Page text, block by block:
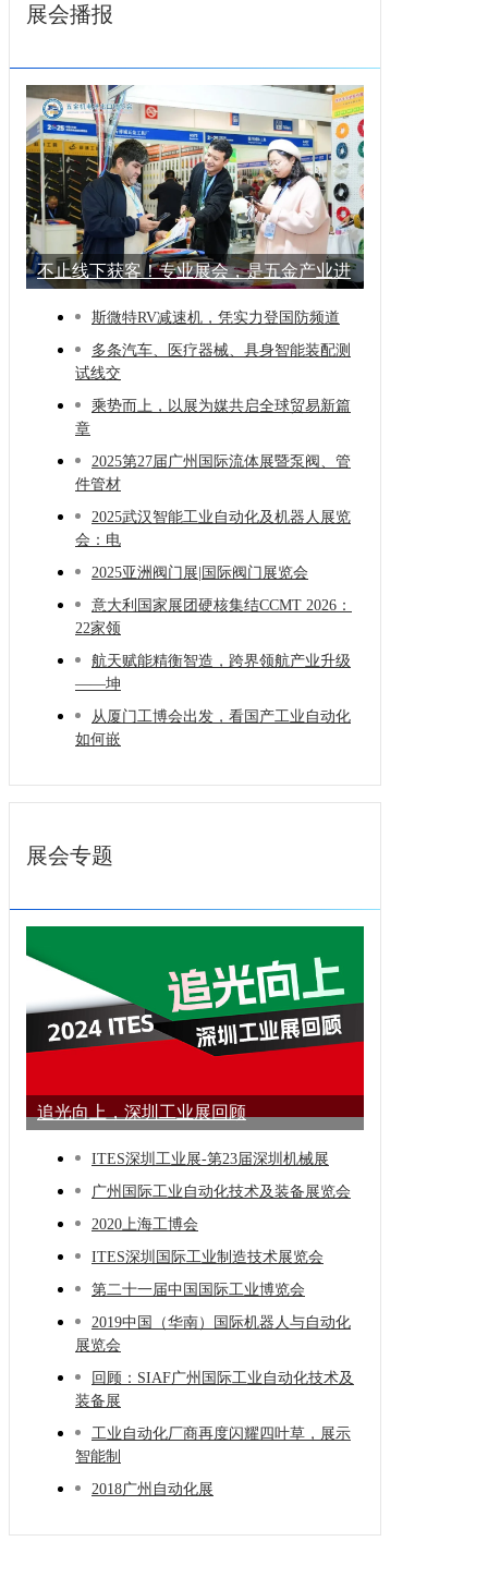
展会播报
不止线下获客！专业展会，是五金产业进
斯微特RV减速机，凭实力登国防频道
多条汽车、医疗器械、具身智能装配测
试线交
乘势而上，以展为媒共启全球贸易新篇
章
2025第27届广州国际流体展暨泵阀、管
件管材
2025武汉智能工业自动化及机器人展览
会：电
2025亚洲阀门展|国际阀门展览会
意大利国家展团硬核集结CCMT 2026：
22家领
航天赋能精衡智造，跨界领航产业升级
——坤
从厦门工博会出发，看国产工业自动化
如何嵌
展会专题
追光向上，深圳工业展回顾
ITES深圳工业展-第23届深圳机械展
广州国际工业自动化技术及装备展览会
2020上海工博会
ITES深圳国际工业制造技术展览会
第二十一届中国国际工业博览会
2019中国（华南）国际机器人与自动化
展览会
回顾：SIAF广州国际工业自动化技术及
装备展
工业自动化厂商再度闪耀四叶草，展示
智能制
2018广州自动化展